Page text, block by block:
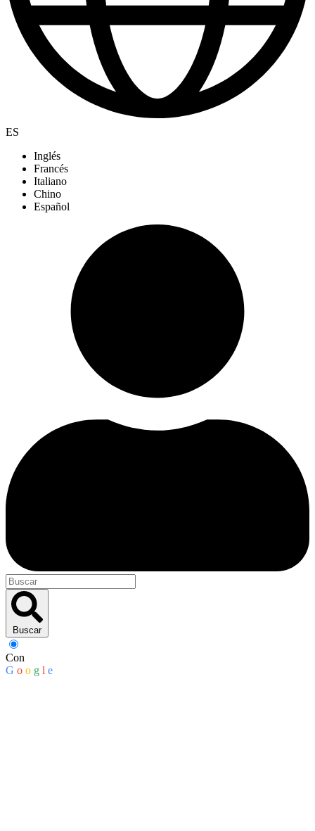
ES
Inglés
Francés
Italiano
Chino
Español
Buscar
Con
G o o g l e